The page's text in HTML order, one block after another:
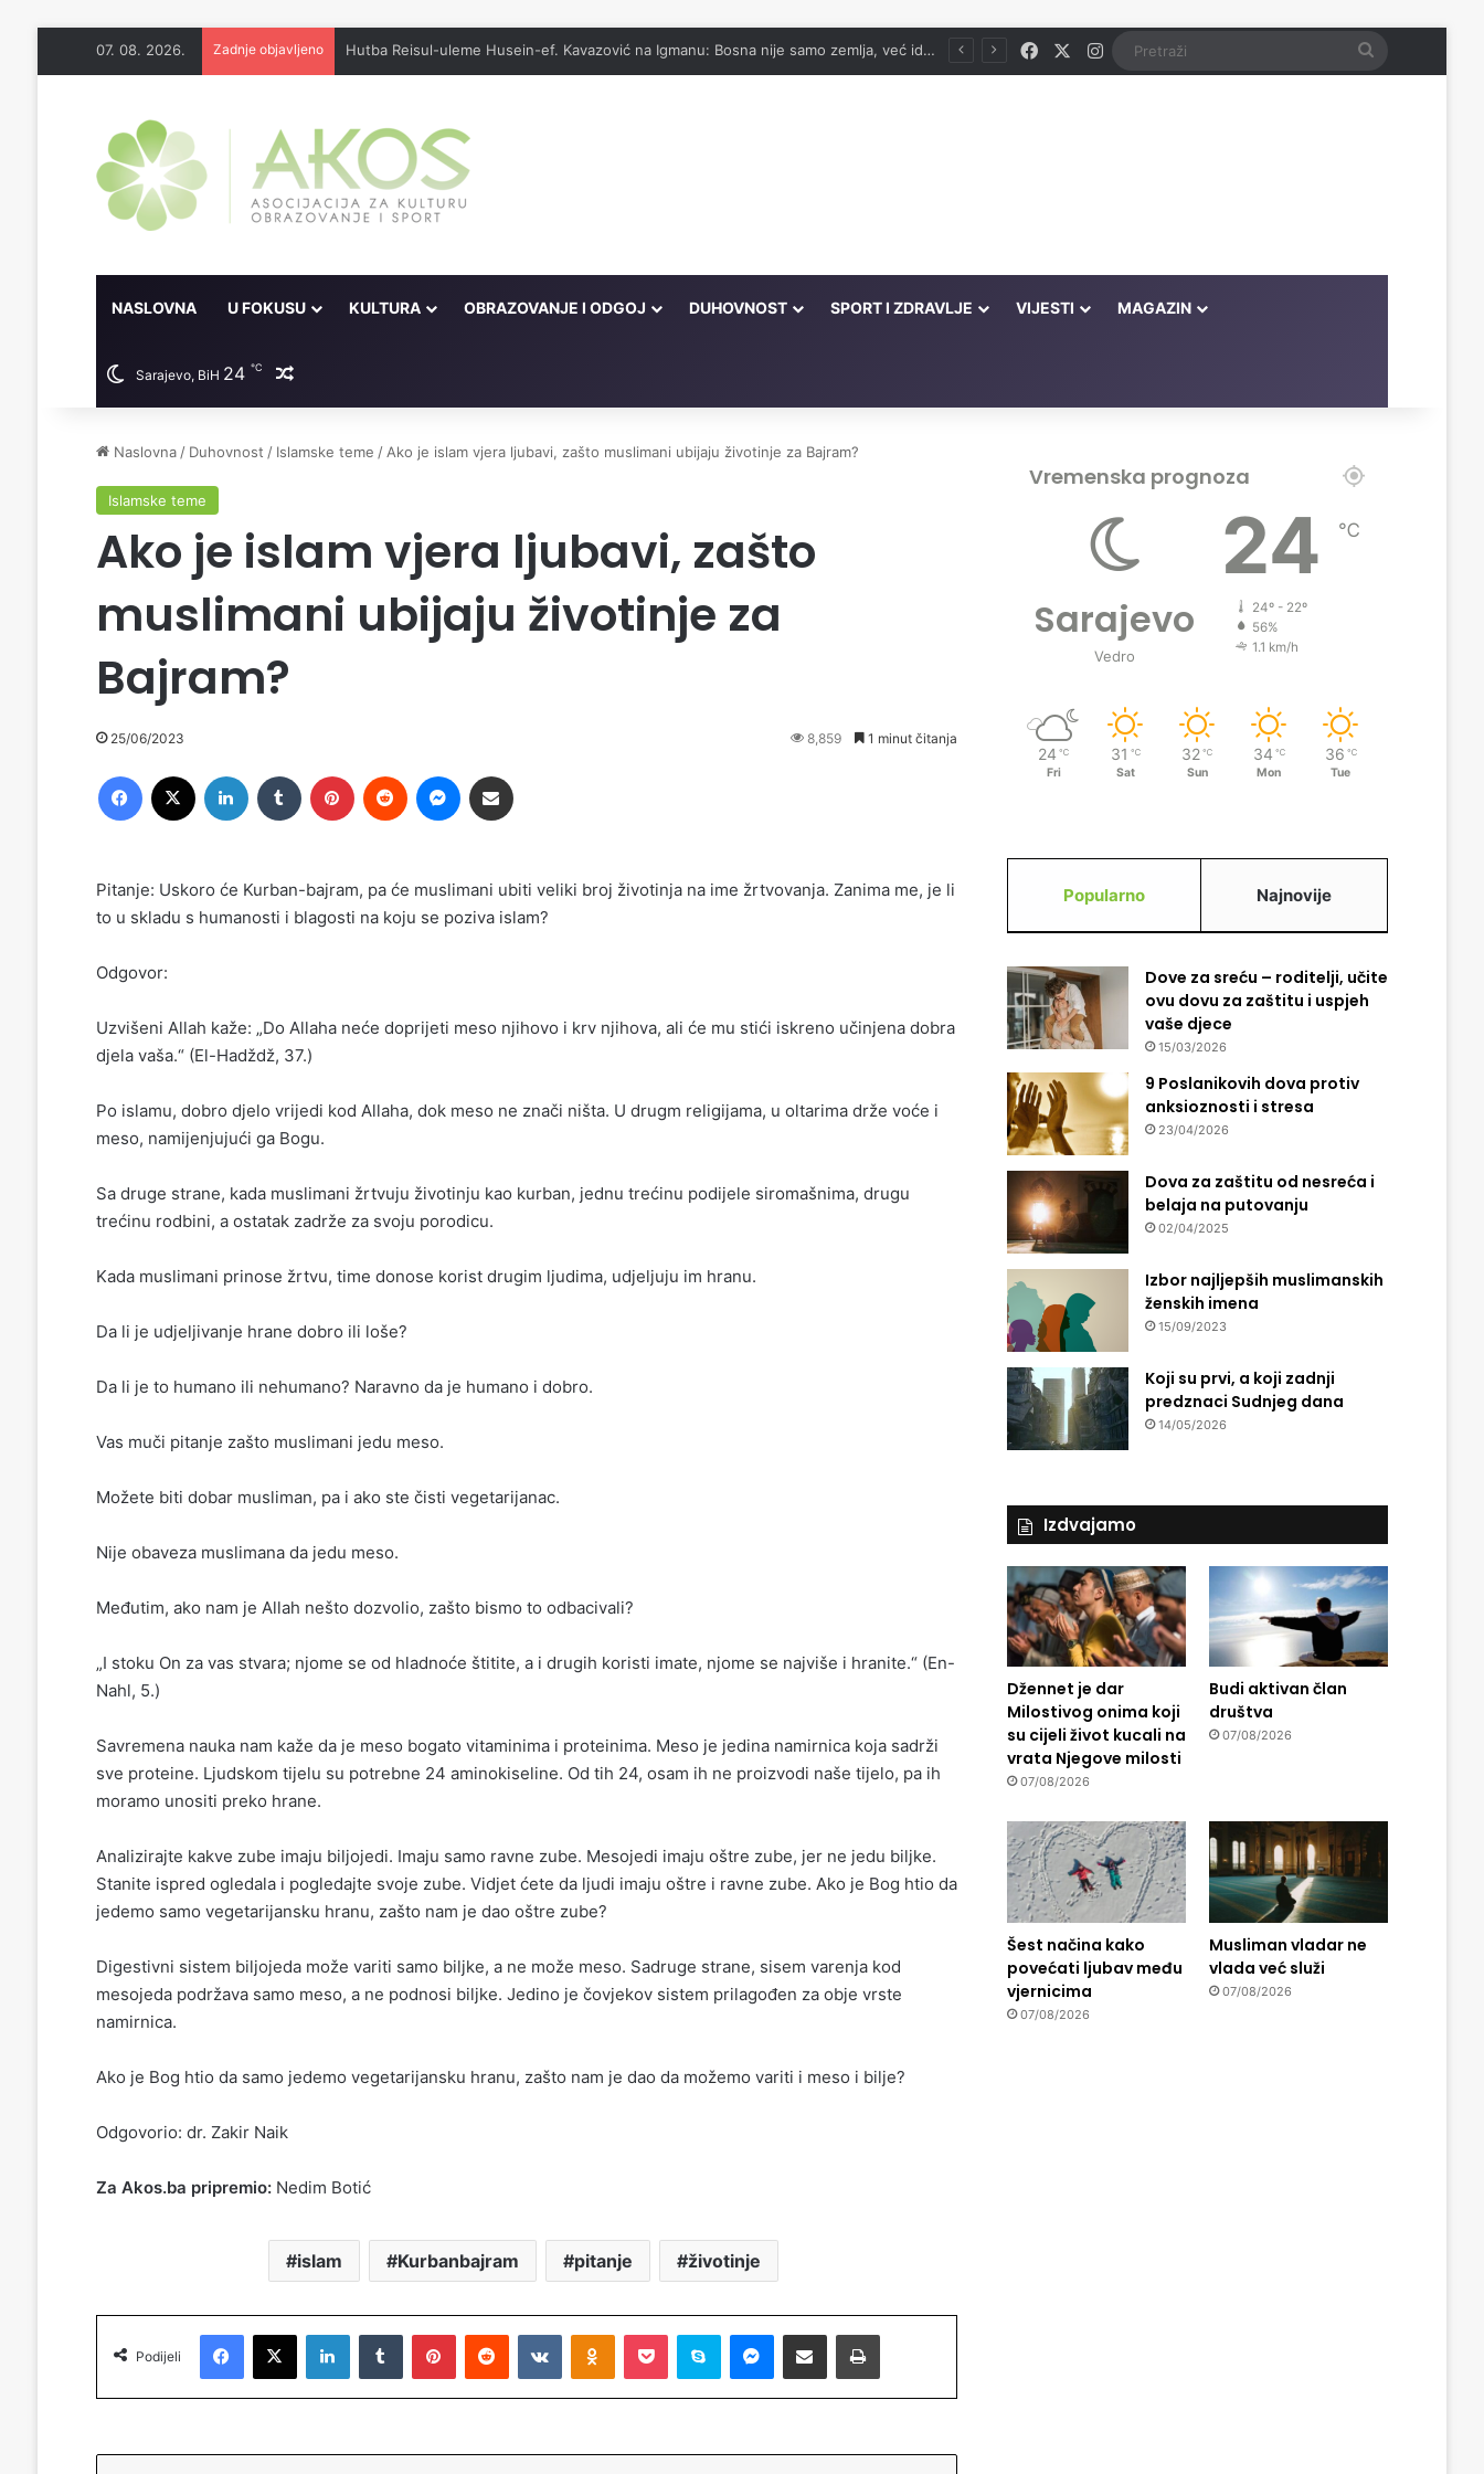
07. 08. 2026. Zadnje objavljeno Džennet je dar Milostivog onima koji su cijeli život kucali na vrata Njegove milosti FacebookInstagram Pretraži
NASLOVNA U FOKUSU KULTURA OBRAZOVANJE I ODGOJ DUHOVNOST SPORT I ZDRAVLJE VIJESTI MAGAZIN
Sarajevo, BiH 24 ℃ Random članak
Naslovna / Duhovnost / Islamske teme / Ako je islam vjera ljubavi, zašto muslimani ubijaju životinje za Bajram?
Islamske teme
Ako je islam vjera ljubavi, zašto
muslimani ubijaju životinje za
Bajram?
25/06/2023 8,859 1 minut čitanja
Pitanje: Uskoro će Kurban-bajram, pa će muslimani ubiti veliki broj životinja na ime žrtvovanja. Zanima me, je li
to u skladu s humanosti i blagosti na koju se poziva islam?
Odgovor:
Uzvišeni Allah kaže: „Do Allaha neće doprijeti meso njihovo i krv njihova, ali će mu stići iskreno učinjena dobra
djela vaša.“ (El-Hadždž, 37.)
Po islamu, dobro djelo vrijedi kod Allaha, dok meso ne znači ništa. U drugm religijama, u oltarima drže voće i
meso, namijenjujući ga Bogu.
Sa druge strane, kada muslimani žrtvuju životinju kao kurban, jednu trećinu podijele siromašnima, drugu
trećinu rodbini, a ostatak zadrže za svoju porodicu.
Kada muslimani prinose žrtvu, time donose korist drugim ljudima, udjeljuju im hranu.
Da li je udjeljivanje hrane dobro ili loše?
Da li je to humano ili nehumano? Naravno da je humano i dobro.
Vas muči pitanje zašto muslimani jedu meso.
Možete biti dobar musliman, pa i ako ste čisti vegetarijanac.
Nije obaveza muslimana da jedu meso.
Međutim, ako nam je Allah nešto dozvolio, zašto bismo to odbacivali?
„I stoku On za vas stvara; njome se od hladnoće štitite, a i drugih koristi imate, njome se najviše i hranite.“ (En-
Nahl, 5.)
Savremena nauka nam kaže da je meso bogato vitaminima i proteinima. Meso je jedina namirnica koja sadrži
sve proteine. Ljudskom tijelu su potrebne 24 aminokiseline. Od tih 24, osam ih ne proizvodi naše tijelo, pa ih
moramo unositi preko hrane.
Analizirajte kakve zube imaju biljojedi. Imaju samo ravne zube. Mesojedi imaju oštre zube, jer ne jedu biljke.
Stanite ispred ogledala i pogledajte svoje zube. Vidjet ćete da ljudi imaju oštre i ravne zube. Ako je Bog htio da
jedemo samo vegetarijansku hranu, zašto nam je dao oštre zube?
Digestivni sistem biljojeda može variti samo biljke, a ne može meso. Sadruge strane, sisem varenja kod
mesojeda podržava samo meso, a ne podnosi biljke. Jedino je čovjekov sistem prilagođen za obje vrste
namirnica.
Ako je Bog htio da samo jedemo vegetarijansku hranu, zašto nam je dao da možemo variti i meso i bilje?
Odgovorio: dr. Zakir Naik
Za Akos.ba pripremio:Nedim Botić
islam Kurbanbajram pitanje životinje
Podijeli
Facebook X LinkedIn Tumblr Pinterest Reddit VKontakte Odnoklassniki Pocket Skype Messenger Podijeli putem Emaila Printaj
Vremenska prognoza
Sarajevo
Vedro
24 ℃
24º - 22º
56%
1.1 km/h
24 ℃
Fri
31 ℃
Sat
32 ℃
Sun
34 ℃
Mon
36 ℃
Tue
Popularno Najnovije
Dove za sreću – roditelji, učite
ovu dovu za zaštitu i uspjeh
vaše djece
15/03/2026
9 Poslanikovih dova protiv
anksioznosti i stresa
23/04/2026
Dova za zaštitu od nesreća i
belaja na putovanju
02/04/2025
Izbor najljepših muslimanskih
ženskih imena
15/09/2023
Koji su prvi, a koji zadnji
predznaci Sudnjeg dana
14/05/2026
Izdvajamo
Džennet je dar
Milostivog onima koji
su cijeli život kucali na
vrata Njegove milosti
07/08/2026
Budi aktivan član
društva
07/08/2026
Šest načina kako
povećati ljubav među
vjernicima
07/08/2026
Musliman vladar ne
vlada već služi
07/08/2026